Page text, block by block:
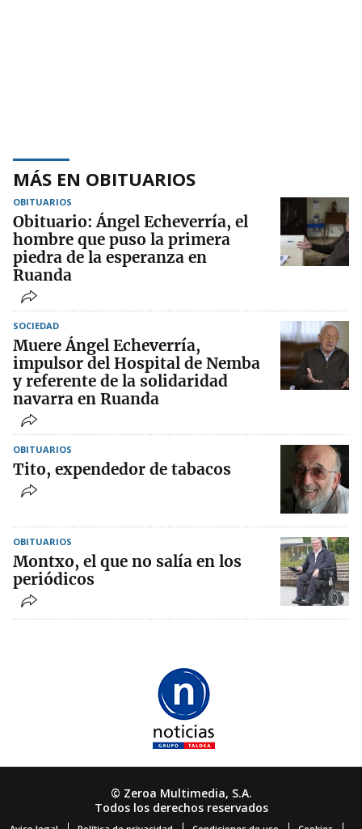
MÁS EN OBITUARIOS
OBITUARIOS
Obituario: Ángel Echeverría, el
hombre que puso la primera
piedra de la esperanza en
Ruanda
SOCIEDAD
Muere Ángel Echeverría,
impulsor del Hospital de Nemba
y referente de la solidaridad
navarra en Ruanda
OBITUARIOS
Tito, expendedor de tabacos
OBITUARIOS
Montxo, el que no salía en los
periódicos
© Zeroa Multimedia, S.A.
Todos los derechos reservados